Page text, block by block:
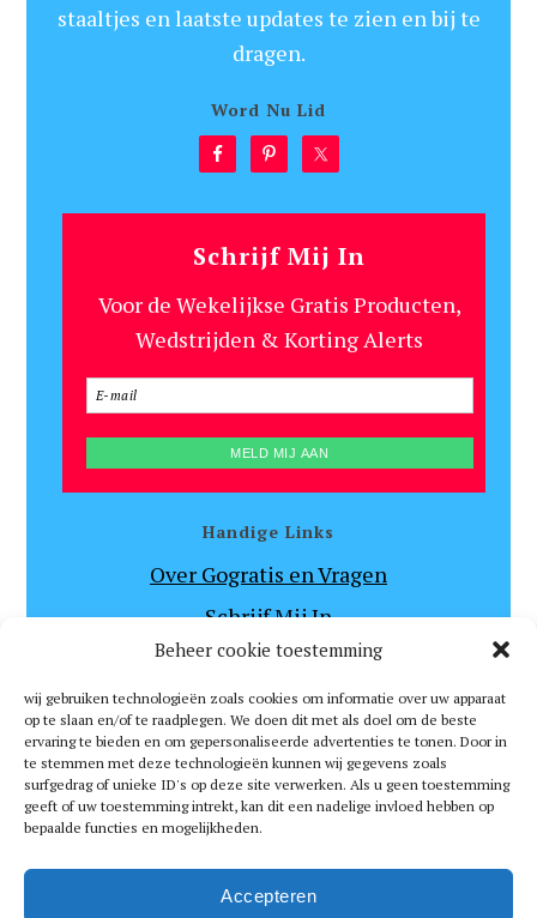
Beheer cookie toestemming
wij gebruiken technologieën zoals cookies om informatie over uw apparaat
op te slaan en/of te raadplegen. We doen dit met als doel om de beste
ervaring te bieden en om gepersonaliseerde advertenties te tonen. Door in
te stemmen met deze technologieën kunnen wij gegevens zoals
surfgedrag of unieke ID's op deze site verwerken. Als u geen toestemming
geeft of uw toestemming intrekt, kan dit een nadelige invloed hebben op
bepaalde functies en mogelijkheden.
Accepteren
staaltjes en laatste updates te zien en bij te
dragen.
Word Nu Lid
Schrijf Mij In
Voor de Wekelijkse Gratis Producten,
Wedstrijden & Korting Alerts
Handige Links
Over Gogratis en Vragen
Schrijf Mij In
Algemene Voorwaarden en Disclaimer
Privacy Beleid
Wedstrijdreglement
Catalogus
Neem Contact met Ons op
Terug naar Top